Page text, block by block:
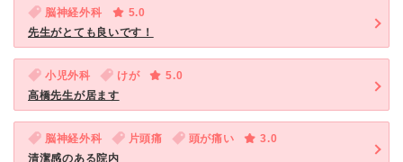
脳神経外科
5.0
先生がとても良いです！
小児外科 けが
5.0
高橋先生が居ます
脳神経外科 片頭痛 頭が痛い
3.0
清潔感のある院内